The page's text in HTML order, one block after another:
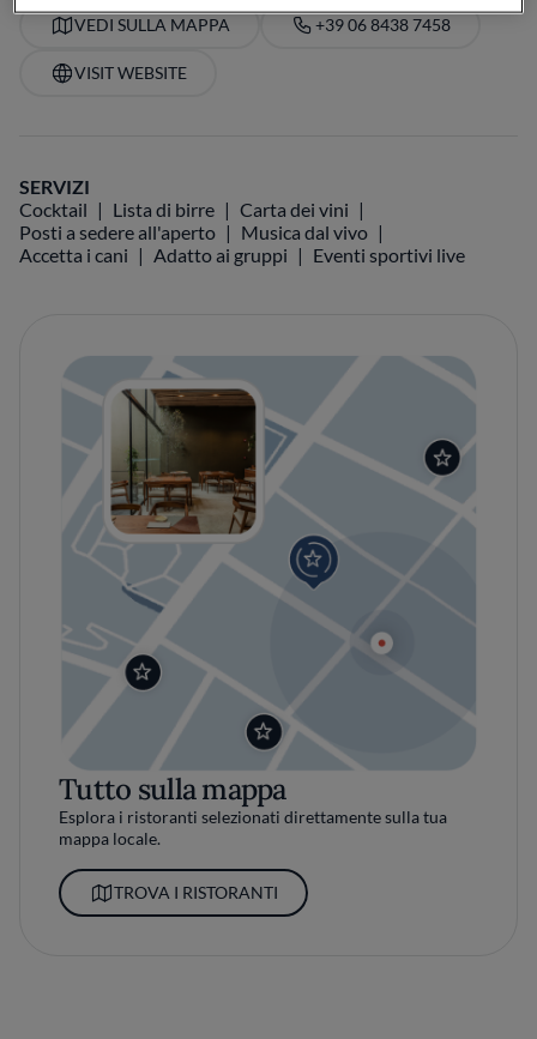
VEDI SULLA MAPPA +39 06 8438 7458
VISIT WEBSITE
SERVIZI
Cocktail
Lista di birre
Carta dei vini
Posti a sedere all'aperto
Musica dal vivo
Accetta i cani
Adatto ai gruppi Eventi sportivi live
Tutto sulla mappa
Esplora i ristoranti selezionati direttamente sulla tua
mappa locale.
TROVA I RISTORANTI